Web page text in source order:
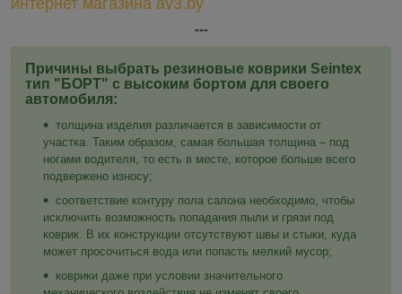
---
Причины выбрать резиновые коврики Seintex
тип "БОРТ" с высоким бортом для своего
автомобиля:
толщина изделия различается в зависимости от
участка. Таким образом, самая большая толщина – под
ногами водителя, то есть в месте, которое больше всего
подвержено износу;
соответствие контуру пола салона необходимо, чтобы
исключить возможность попадания пыли и грязи под
коврик. В их конструкции отсутствуют швы и стыки, куда
может просочиться вода или попасть мелкий мусор;
коврики даже при условии значительного